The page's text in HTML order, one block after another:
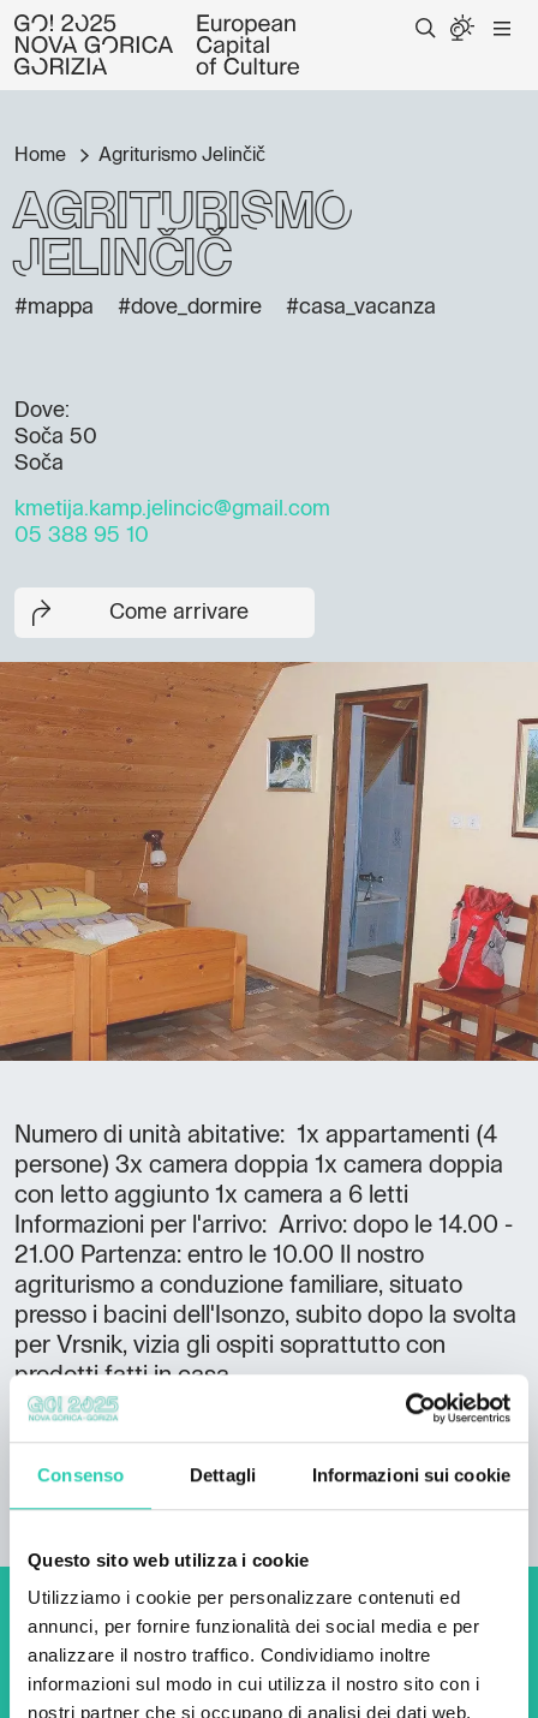
Consenso Dettagli Informazioni sui cookie
Questo sito web utilizza i cookie
Utilizziamo i cookie per personalizzare contenuti ed
annunci, per fornire funzionalità dei social media e per
analizzare il nostro traffico. Condividiamo inoltre
informazioni sul modo in cui utilizza il nostro sito con i
nostri partner che si occupano di analisi dei dati web,
Home Agriturismo Jelinčič
Agriturismo
Jelinčič
#mappa #dove_dormire #casa_vacanza
Dove:
Soča 50
Soča
kmetija.kamp.jelincic@gmail.com
05 388 95 10
Come arrivare
Numero di unità abitative: 1x appartamenti (4
persone) 3x camera doppia 1x camera doppia
con letto aggiunto 1x camera a 6 letti
Informazioni per l'arrivo: Arrivo: dopo le 14.00 -
21.00 Partenza: entro le 10.00 Il nostro
agriturismo a conduzione familiare, situato
presso i bacini dell'Isonzo, subito dopo la svolta
per Vrsnik, vizia gli ospiti soprattutto con
prodotti fatti in casa.
Non perderti i prossimi
eventi! Iscriviti alla